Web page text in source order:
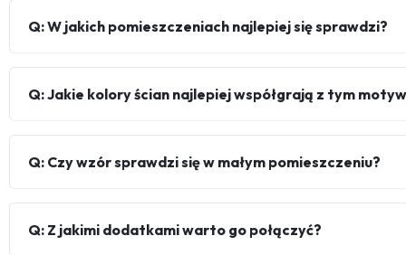
Q: W jakich pomieszczeniach najlepiej się sprawdzi?
Q: Jakie kolory ścian najlepiej współgrają z tym
Q: Czy wzór sprawdzi się w małym pomieszczeniu?
Q: Z jakimi dodatkami warto go połączyć?